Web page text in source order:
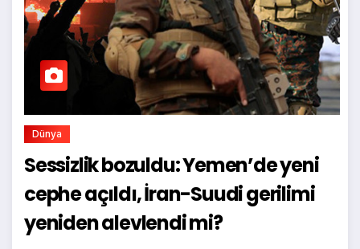
Dünya
Sessizlik bozuldu: Yemen’de yeni
cephe açıldı, İran-Suudi gerilimi
yeniden alevlendi mi?